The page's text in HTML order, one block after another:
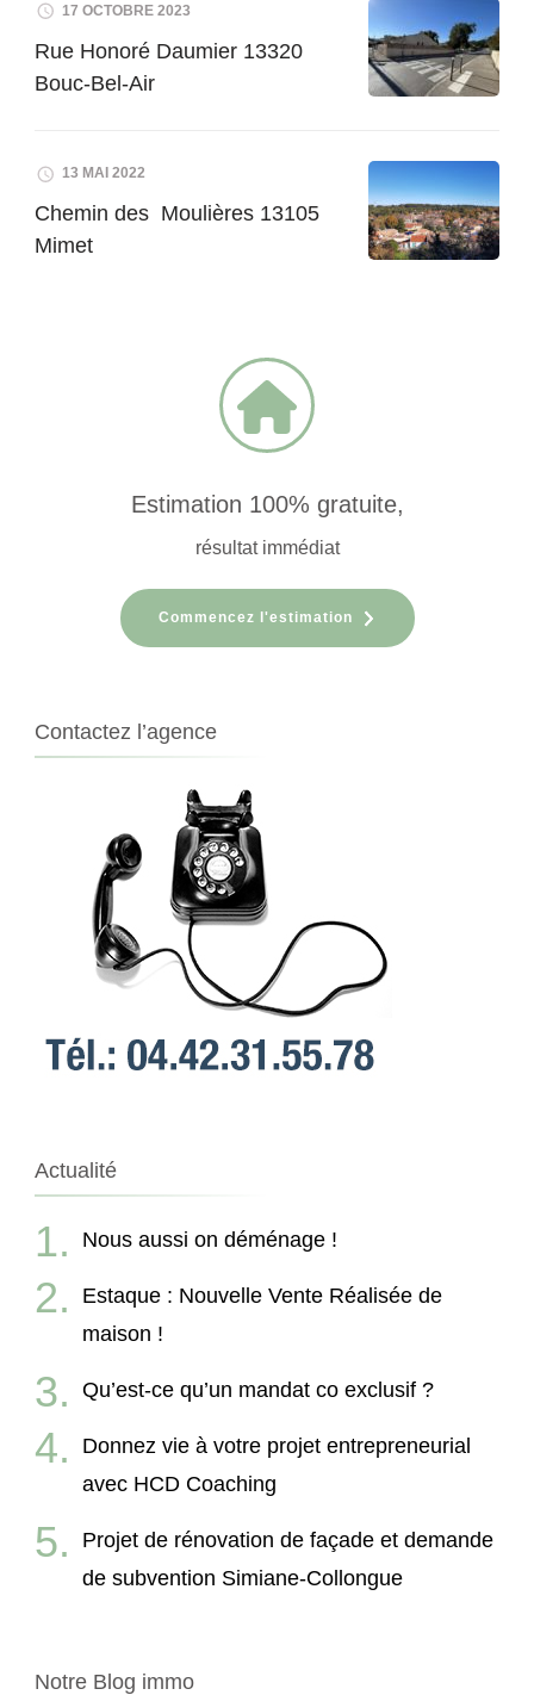
17 OCTOBRE 2023
Rue Honoré Daumier 13320
Bouc-Bel-Air
13 MAI 2022
Chemin des Moulières 13105
Mimet
Estimation 100% gratuite,
résultat immédiat
Commencez l'estimation
Contactez l’agence
Actualité
Nous aussi on déménage !
Estaque : Nouvelle Vente Réalisée de
maison !
Qu’est-ce qu’un mandat co exclusif ?
Donnez vie à votre projet entrepreneurial
avec HCD Coaching
Projet de rénovation de façade et demande
de subvention Simiane-Collongue
Notre Blog immo